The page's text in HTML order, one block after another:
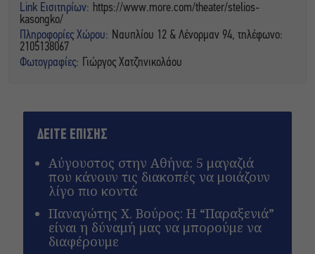
Link Εισιτηρίων: https://www.more.com/theater/stelios-
kasongko/
Πληροφορίες Χώρου: Ναυπλίου 12 & Λένορμαν 94, τηλέφωνο:
2105138067
Φωτογραφίες:
Γιώργος Χατζηνικολάου
ΔΕΙΤΕ ΕΠΙΣΗΣ
Αύγουστος στην Αθήνα: 5 μαγαζιά
που κάνουν τις διακοπές να μοιάζουν
λίγο πιο κοντά
Παναγώτης Χ. Βούρος: Η “Παραξενιά”
είναι η δύναμή μας να μπορούμε να
διαφέρουμε